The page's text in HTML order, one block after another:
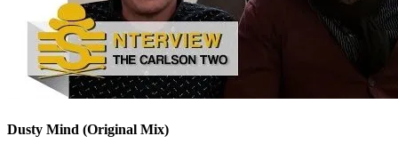
Dusty Mind (Original Mix)